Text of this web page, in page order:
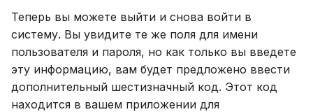
Теперь вы можете выйти и снова войти в
систему. Вы увидите те же поля для имени
пользователя и пароля, но как только вы введете
эту информацию, вам будет предложено ввести
дополнительный шестизначный код. Этот код
находится в вашем приложении для